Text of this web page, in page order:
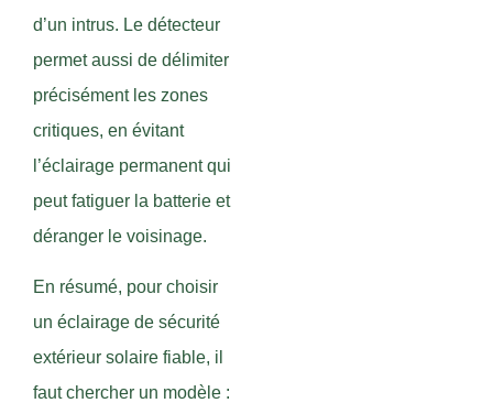
d’un intrus. Le détecteur
permet aussi de délimiter
précisément les zones
critiques, en évitant
l’éclairage permanent qui
peut fatiguer la batterie et
déranger le voisinage.
En résumé, pour choisir
un éclairage de sécurité
extérieur solaire fiable, il
faut chercher un modèle :